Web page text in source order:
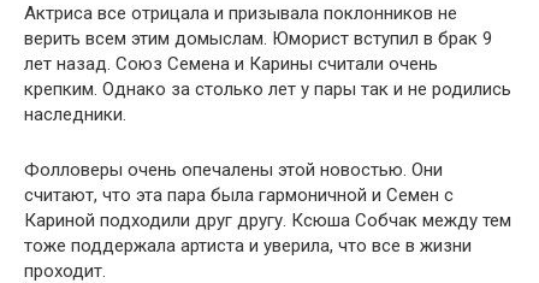
Актриса все отрицала и призывала поклонников не
верить всем этим домыслам. Юморист вступил в брак 9
лет назад. Союз Семена и Карины считали очень
крепким. Однако за столько лет у пары так и не родились
наследники.
Фолловеры очень опечалены этой новостью. Они
считают, что эта пара была гармоничной и Семен с
Кариной подходили друг другу. Ксюша Собчак между тем
тоже поддержала артиста и уверила, что все в жизни
проходит.